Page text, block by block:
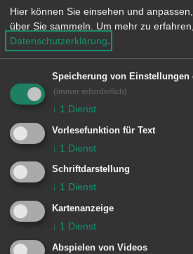
und Rotkohl
Nachtisch: Spekulatius-
Kosten: 7,50 Euro
Anmeldeschluss:
Dezember
Mittagstisch
Donnerstag, 28.
11.30 bis 13.15 Uhr
Bunte Bulgur-
grünem Salat
Kosten: 7 Euro
Hier können Sie einsehen und
über Sie sammeln.
Um mehr zu
Datenschutzerklärung
Speicherung von Einstellungen
(immer erforderlich)
↓ 1 Dienst
Vorlesefunktion für Text
↓ 1 Dienst
Schriftdarstellung
↓ 1 Dienst
Kartenanzeige
↓ 1 Dienst
Abspielen von Videos